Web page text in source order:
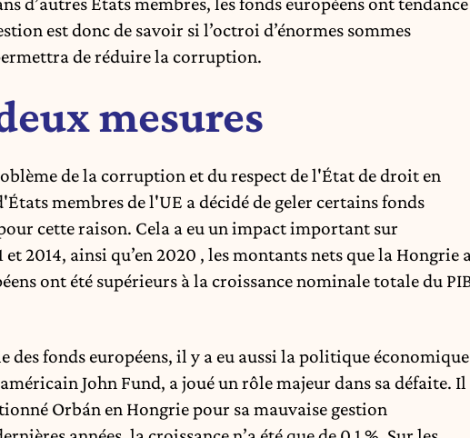
est donc de savoir si l’octroi d’énormes sommes
de réduire la corruption.
mesures
de la corruption et du respect de l'État de droit en
membres de l'UE a décidéde geler certains fonds
cette raison. Cela a eu un impact important sur
2014, ainsi qu’en 2020 , les montants nets que la Hongrie
ont été supérieurs à la croissance nominale totale du
des fonds européens, il y a eu aussi la politique économique
John Fund, a joué un rôle majeur dans sa défaite. Il
Orbán en Hongrie pour sa mauvaise gestion